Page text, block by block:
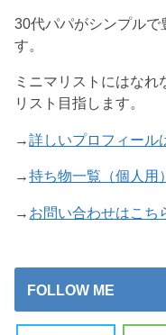
30代パパがシンプルで
す。
ミニマリストにはな
リスト目指します。
→詳しいプロフィール
→持ち物一覧（個人用）
→ お問い合わせはこち
FOLLOW ME